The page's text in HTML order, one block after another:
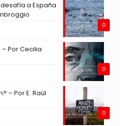
0
a España
0
Por Cecilia
0
– Por E. Raúl